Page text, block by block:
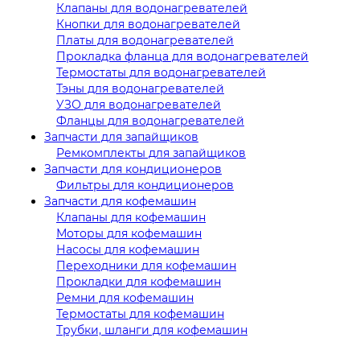
Клапаны для водонагревателей
Кнопки для водонагревателей
Платы для водонагревателей
Прокладка фланца для водонагревателей
Термостаты для водонагревателей
Тэны для водонагревателей
УЗО для водонагревателей
Фланцы для водонагревателей
Запчасти для запайщиков
Ремкомплекты для запайщиков
Запчасти для кондиционеров
Фильтры для кондиционеров
Запчасти для кофемашин
Клапаны для кофемашин
Моторы для кофемашин
Насосы для кофемашин
Переходники для кофемашин
Прокладки для кофемашин
Ремни для кофемашин
Термостаты для кофемашин
Трубки, шланги для кофемашин